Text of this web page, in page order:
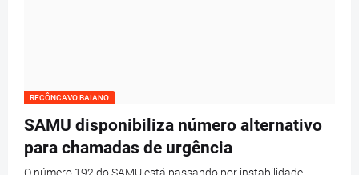
RECÔNCAVO BAIANO
SAMU disponibiliza número alternativo
para chamadas de urgência